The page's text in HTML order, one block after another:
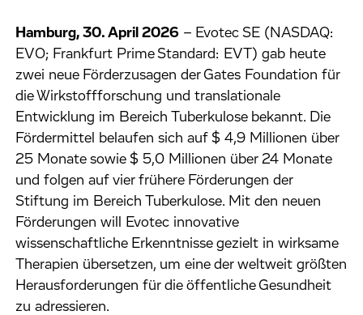
Hamburg, 30. April 2026 – Evotec SE (NASDAQ:
EVO; Frankfurt Prime Standard: EVT) gab heute
zwei neue Förderzusagen der Gates Foundation für
die Wirkstoffforschung und translationale
Entwicklung im Bereich Tuberkulose bekannt. Die
Fördermittel belaufen sich auf $ 4,9 Millionen über
25 Monate sowie $ 5,0 Millionen über 24 Monate
und folgen auf vier frühere Förderungen der
Stiftung im Bereich Tuberkulose. Mit den neuen
Förderungen will Evotec innovative
wissenschaftliche Erkenntnisse gezielt in wirksame
Therapien übersetzen, um eine der weltweit größten
Herausforderungen für die öffentliche Gesundheit
zu adressieren.